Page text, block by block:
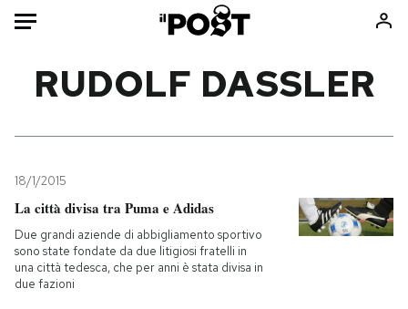
Mondo
Politica
Tecnologia
Internet
Scienza
Consumismi
Storie/Idee
Ok Boomer!
RUDOLF DASSLER
18/1/2015
La città divisa tra Puma e Adidas
Due grandi aziende di abbigliamento sportivo
sono state fondate da due litigiosi fratelli in
una città tedesca, che per anni è stata divisa in
due fazioni